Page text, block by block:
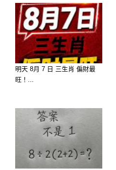
明天 8月 7 日 三生肖 偏財最
旺！...